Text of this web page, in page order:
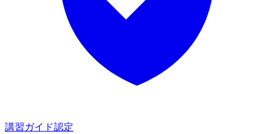
講習ガイド認定